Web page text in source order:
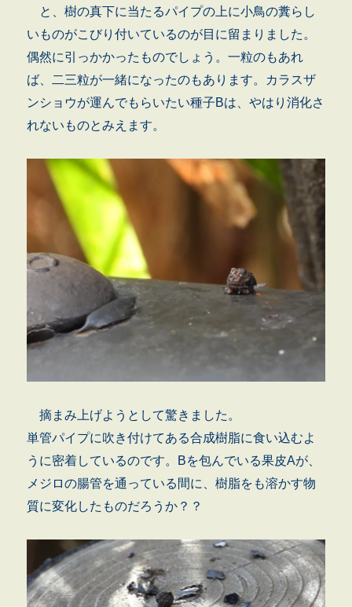
と、樹の真下に当たるパイプの上に小鳥の糞らし
いものがこびり付いているのが目に留まりました。
偶然に引っかかったものでしょう。一粒のもあれ
ば、二三粒が一緒になったのもあります。カラスザ
ンショウが運んでもらいたい種子Bは、やはり消化さ
れないものとみえます。
摘まみ上げようとして驚きました。
単管パイプに吹き付けてある合成樹脂に食い込むよ
うに密着しているのです。Bを包んでいる果皮Aが、
メジロの腸管を通っている間に、樹脂をも溶かす物
質に変化したものだろうか？？